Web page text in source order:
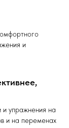
и
упражнения на
и на переменах